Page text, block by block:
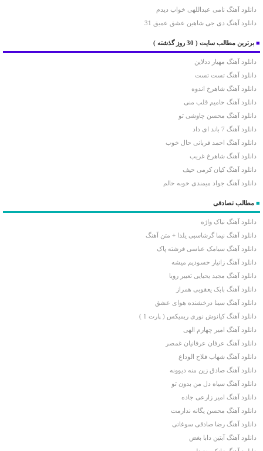
دانلود آهنگ نامی عبداللهی خواب دیدم
دانلود آهنگ دی جی شاهین عشق عمیق 31
■ برترین مطالب سایت ( 30 روز گذشته )
دانلود آهنگ مهیار ددلاین
دانلود آهنگ تست تست
دانلود آهنگ شاهرخ اندوه
دانلود آهنگ حامیم قلب منی
دانلود آهنگ محسن چاوشی تو
دانلود آهنگ 7 باند ای داد
دانلود آهنگ احمد قربانی حال خوب
دانلود آهنگ شاهرخ غریب
دانلود آهنگ کیان کرمی حیف
دانلود آهنگ جواد میمندی خوبه حالم
■ مطالب تصادفی
دانلود آهنگ نیاک واژه
دانلود آهنگ نیما گرشاسبی یلدا + متن آهنگ
دانلود آهنگ سیامک عباسی فرشته پاک
دانلود آهنگ زانیار حسودیم میشه
دانلود آهنگ مجید یحیایی تعبیر رویا
دانلود آهنگ بابک یعقوبی همراز
دانلود آهنگ سینا درخشنده هوای عشق
دانلود آهنگ کیانوش نوری ریمیکس ( پارت 1 )
دانلود آهنگ امیر چهارم الهی
دانلود آهنگ عرفان عرفانیان غمصر
دانلود آهنگ شهاب فلاح الوداع
دانلود آهنگ صادق زین منه دیوونه
دانلود آهنگ سیاه دل من بدون تو
دانلود آهنگ امیر زارعی جاده
دانلود آهنگ محسن یگانه ندارمت
دانلود آهنگ رضا صادقی سوغاتی
دانلود آهنگ آبتین دابا بغض